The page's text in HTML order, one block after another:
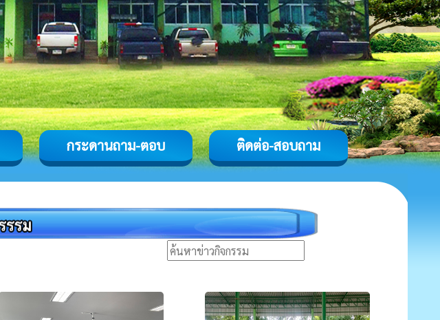
กระดานถาม-ตอบ ติดต่อ-สอบถาม